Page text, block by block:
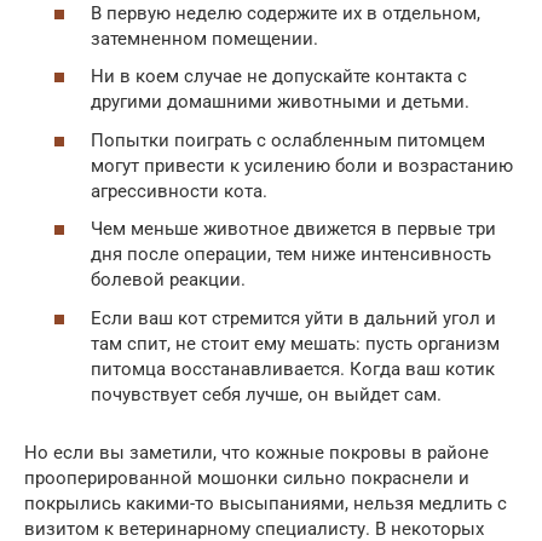
В первую неделю содержите их в отдельном,
затемненном помещении.
Ни в коем случае не допускайте контакта с
другими домашними животными и детьми.
Попытки поиграть с ослабленным питомцем
могут привести к усилению боли и возрастанию
агрессивности кота.
Чем меньше животное движется в первые три
дня после операции, тем ниже интенсивность
болевой реакции.
Если ваш кот стремится уйти в дальний угол и
там спит, не стоит ему мешать: пусть организм
питомца восстанавливается. Когда ваш котик
почувствует себя лучше, он выйдет сам.
Но если вы заметили, что кожные покровы в районе
прооперированной мошонки сильно покраснели и
покрылись какими-то высыпаниями, нельзя медлить с
визитом к ветеринарному специалисту. В некоторых